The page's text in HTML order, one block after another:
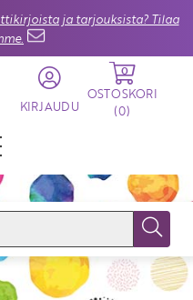
ja tarjouksista? Tilaa
KIRJAUDU
0
OSTOSKORI
(0)